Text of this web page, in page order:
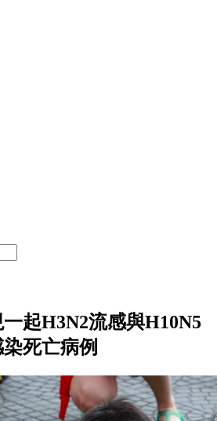
起H3N2流感與H10N5
死亡病例